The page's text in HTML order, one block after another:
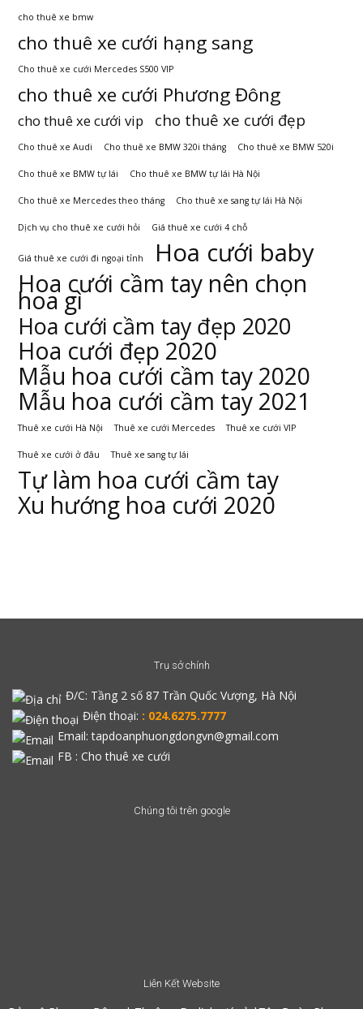
cho thuê xe bmw
cho thuê xe cưới hạng sang
Cho thuê xe cưới Mercedes S500 VIP
cho thuê xe cưới Phương Đông
cho thuê xe cưới vip cho thuê xe cưới đẹp
Cho thuê xe Audi Cho thuê xe BMW 320i tháng Cho thuê xe BMW 520i
Cho thuê xe BMW tự lái Cho thuê xe BMW tự lái Hà Nội
Cho thuê xe Mercedes theo tháng Cho thuê xe sang tự lái Hà Nội
Dịch vụ cho thuê xe cưới hỏi Giá thuê xe cưới 4 chỗ
Giá thuê xe cưới đi ngoại tỉnh Hoa cưới baby
Hoa cưới cầm tay nên chọn
hoa gì
Hoa cưới cầm tay đẹp 2020
Hoa cưới đẹp 2020
Mẫu hoa cưới cầm tay 2020
Mẫu hoa cưới cầm tay 2021
Thuê xe cưới Hà Nội Thuê xe cưới Mercedes Thuê xe cưới VIP
Thuê xe cưới ở đâu Thuê xe sang tự lái
Tự làm hoa cưới cầm tay
Xu hướng hoa cưới 2020
Trụ sở chính
Đ/C: Tầng 2 số 87 Trần Quốc Vượng, Hà Nội
Điện thoại: : 024.6275.7777
Email: tapdoanphuongdongvn@gmail.com
FB : Cho thuê xe cưới
Chúng tôi trên google
Liên Kết Website